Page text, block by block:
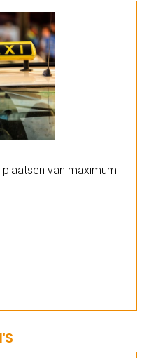
van maximum